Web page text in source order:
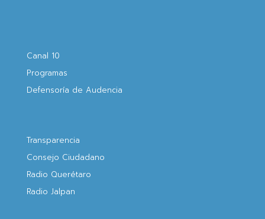
Canal 10
Programas
Defensoría de Audencia
Transparencia
Consejo Ciudadano
Radio Querétaro
Radio Jalpan